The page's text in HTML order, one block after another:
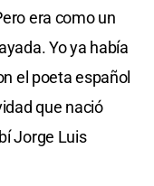
era como un
Yo ya había
el poeta español
que nació
Jorge Luis